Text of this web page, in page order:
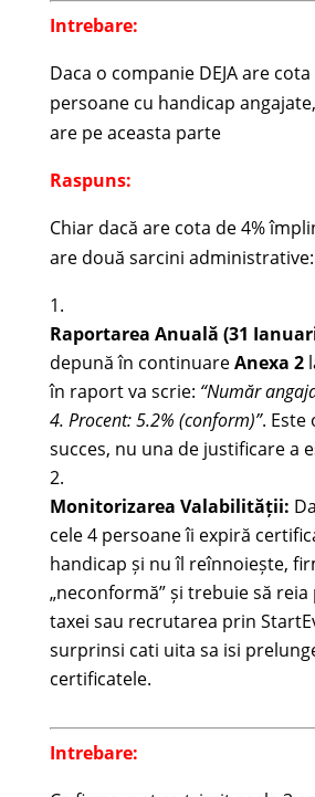
Intrebare:
Daca o companie DEJA are cota
persoane cu handicap
are pe aceasta parte
Raspuns:
Chiar dacă are cota de 4%
are două sarcini administrative:
Raportarea Anuală (31
depună în continuareAnexa 2
în raport va scrie: “Număr
4. Procent: 5.2% (conform)”. Este
succes, nu una de justificare a
Monitorizarea Valabilității:
cele 4 persoane îi expiră
handicap și nu îl reînnoiește,
„neconformă” și trebuie să
taxei sau recrutarea prin
surprinsi cati uita sa isi
certificatele.
Intrebare: